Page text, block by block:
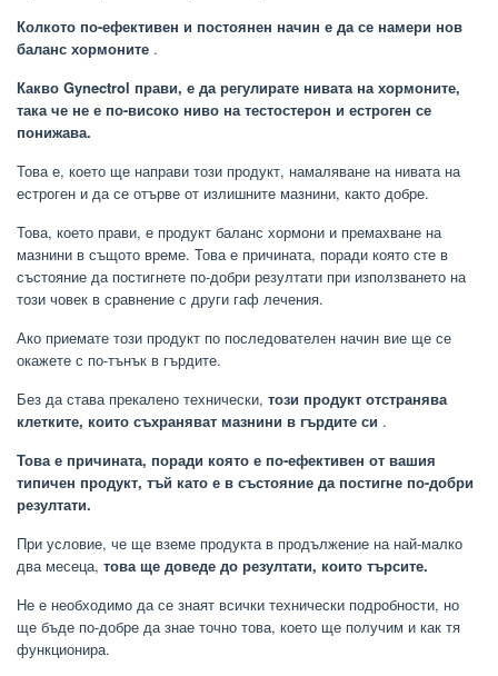
Колкото по-ефективен и постоянен начин е да се намери нов
баланс хормоните .
Какво Gynectrol прави, е да регулирате нивата на хормоните,
така че не е по-високо ниво на тестостерон и естроген се
понижава.
Това е, което ще направи този продукт, намаляване на нивата на
естроген и да се отърве от излишните мазнини, както добре.
Това, което прави, е продукт баланс хормони и премахване на
мазнини в същото време. Това е причината, поради която сте в
състояние да постигнете по-добри резултати при използването на
този човек в сравнение с други гаф лечения.
Ако приемате този продукт по последователен начин вие ще се
окажете с по-тънък в гърдите.
Без да става прекалено технически, този продукт отстранява
клетките, които съхраняват мазнини в гърдите си .
Това е причината, поради която е по-ефективен от вашия
типичен продукт, тъй като е в състояние да постигне по-добри
резултати.
При условие, че ще вземе продукта в продължение на най-малко
два месеца, това ще доведе до резултати, които търсите.
Не е необходимо да се знаят всички технически подробности, но
ще бъде по-добре да знае точно това, което ще получим и как тя
функционира.